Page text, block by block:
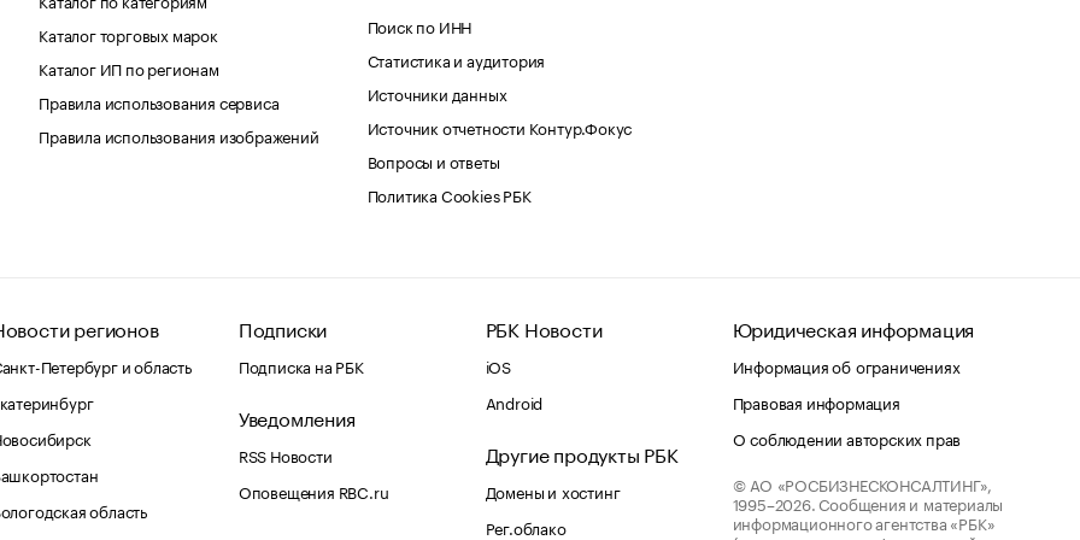
Каталог торговых марок
Каталог ИП по регионам
Правила использования сервиса
Правила использования изображений
Поиск по ИНН
Статистика и аудитория
Источники данных
Источник отчетности Контур.Фокус
Вопросы и ответы
Политика Cookies РБК
регионов
Петербург и область
область
Подписки
Подписка на РБК
Уведомления
RSS Новости
Оповещения RBC.ru
РБК Новости
iOS
Android
Другие продукты РБК
Домены и хостинг
Рег.облако
Юридическая информация
Информация об ограничениях
Правовая информация
О соблюдении авторских прав
© АО «РОСБИЗНЕСКОНСАЛТИНГ»,
1995–2026. Сообщения и материалы
информационного агентства «РБК»